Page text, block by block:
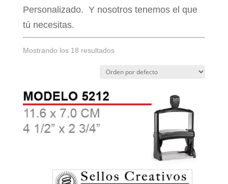
Personalizado. Y nosotros tenemos el que
tú necesitas.
Mostrando los 18 resultados